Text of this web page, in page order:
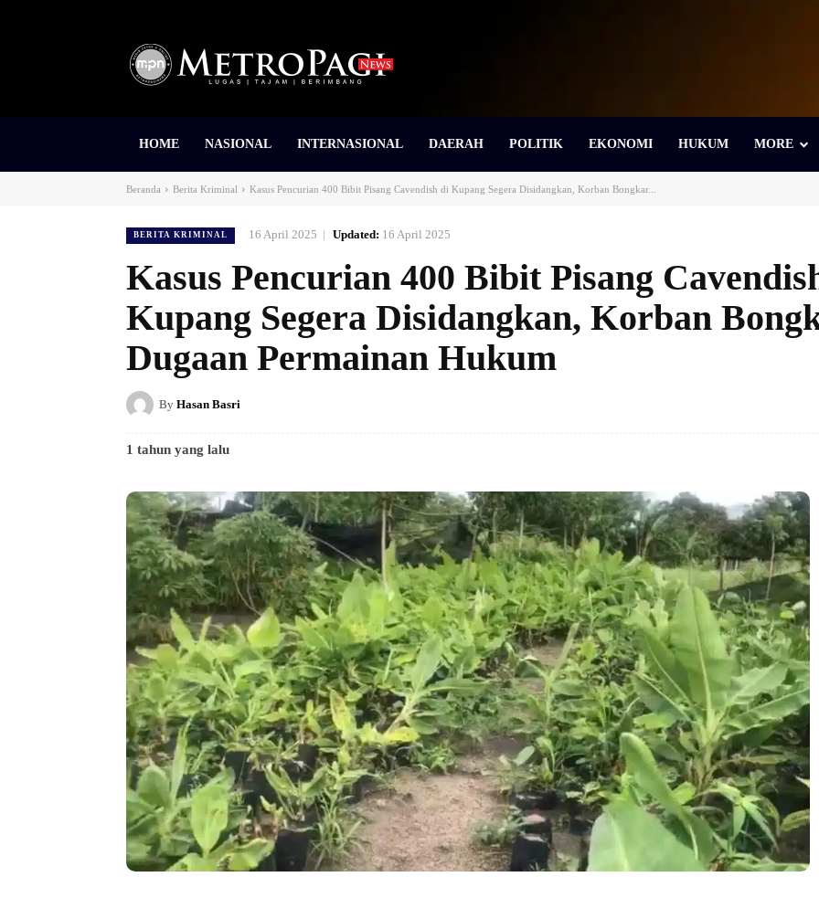
HOME NASIONAL INTERNASIONAL DAERAH POLITIK EKONOMI HUKUM MORE
Beranda Berita Kriminal Kasus Pencurian 400 Bibit Pisang Cavendish di Kupang Segera Disidangkan, Korban Bongkar...
BERITA KRIMINAL 16 April 2025 Updated: 16 April 2025
Kasus Pencurian 400 Bibit Pisang
Kupang Segera Disidangkan, Korban
Dugaan Permainan Hukum
By Hasan Basri
1 tahun yang lalu